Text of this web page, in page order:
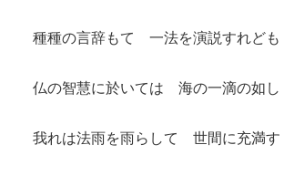
種種の言辞もて 一法を演説すれど
仏の智慧に於いては 海の一滴の如し
我れは法雨を雨らして 世間に充満